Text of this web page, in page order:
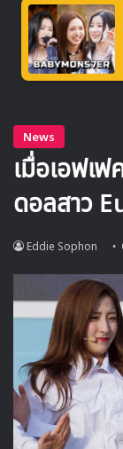
คณะทัศนศึกษา
ขณะที่ โจเซเฮ จ
ชินยอง รับหน้าที่ค